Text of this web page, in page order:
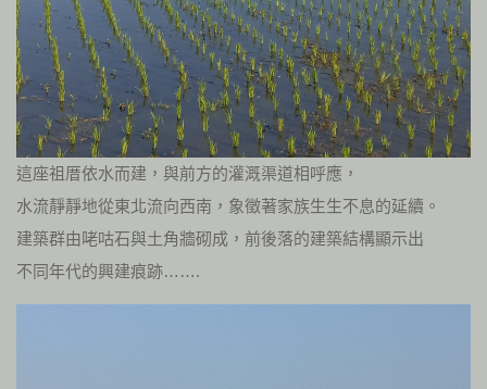
這座祖厝依水而建，與前方的灌溉渠道相呼應，
水流靜靜地從東北流向西南，象徵著家族生生不息的延續。
建築群由咾咕石與土角牆砌成，前後落的建築結構顯示出
不同年代的興建痕跡…….